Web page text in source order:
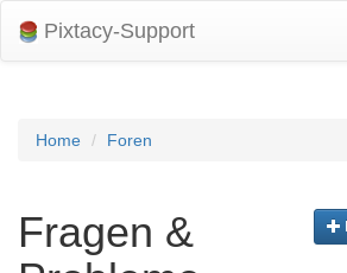
Pixtacy-Support
Home Foren
Fragen &